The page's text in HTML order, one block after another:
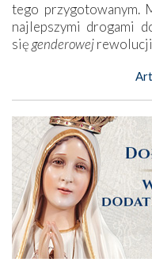
tego przygotowanym.
najlepszymi drogami
się genderowej